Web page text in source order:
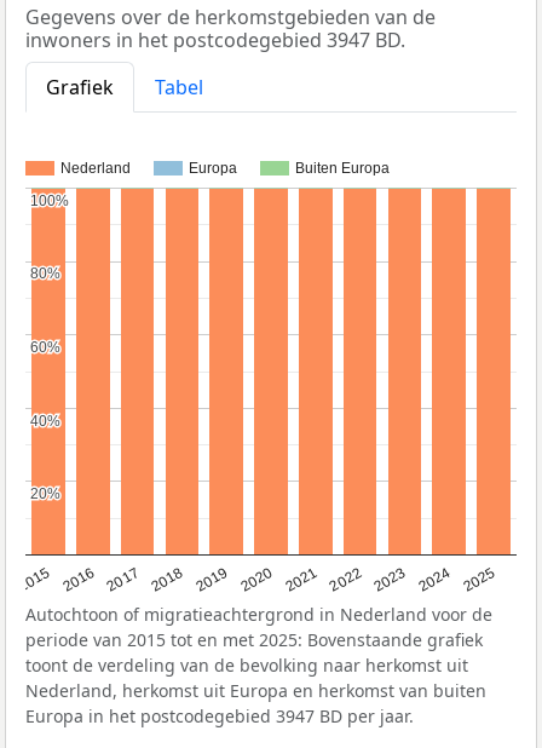
Gegevens over de herkomstgebieden van de
inwoners in het postcodegebied 3947 BD.
Grafiek
Tabel
Nederland Europa Buiten Europa
2015 2016 2017 2018 2019 2020 2021 2022 2023 2024 2025
20%
20%
40%
40%
60%
60%
80%
80%
100%
100%
Autochtoon of migratieachtergrond in Nederland voor de
periode van 2015 tot en met 2025: Bovenstaande grafiek
toont de verdeling van de bevolking naar herkomst uit
Nederland, herkomst uit Europa en herkomst van buiten
Europa in het postcodegebied 3947 BD per jaar.